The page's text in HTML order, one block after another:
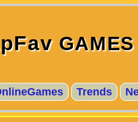
GAMES
Trends